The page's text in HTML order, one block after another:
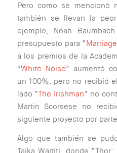
Pero como se mencionó
también se llevan la
ejemplo, Noah
presupuesto para “
a los premios de la
“White Noise” aumentó
un 100%, pero no recibió
lado “The Irishman” no
Martin Scorsese no
siguiente proyecto por
Algo que también se
Taika Waititi, donde